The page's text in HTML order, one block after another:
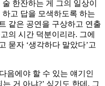
한잔하는 게 그의 일상이
고 답을 모색하도록 하는
같은 공연을 구상하고 연출
의 시간 덕분이리라. 그에
묻자 ‘생각하다 말았다’고
음에야 할 수 있는 얘기인
거 아냐?’ 싶기도 한데, 그